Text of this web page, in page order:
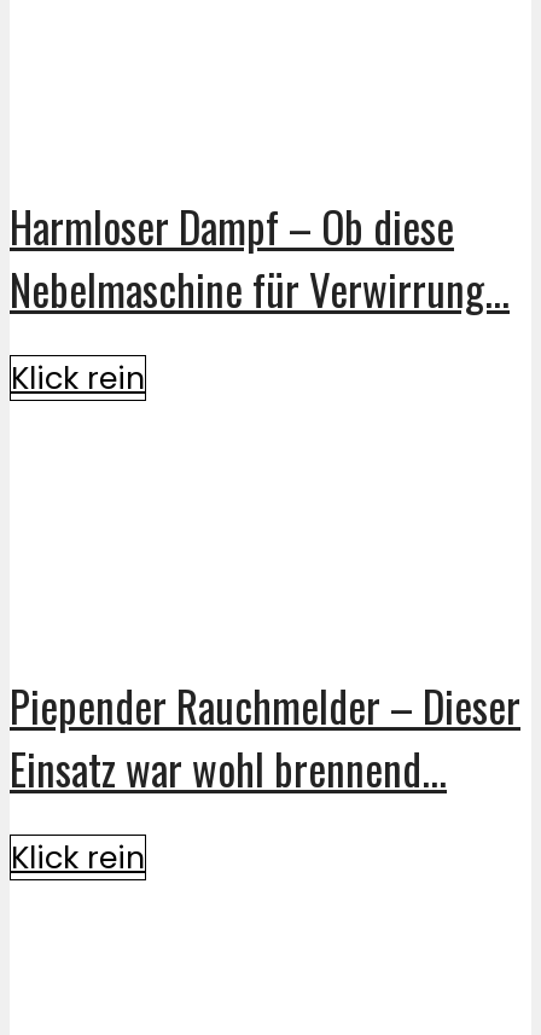
Harmloser Dampf – Ob diese
Nebelmaschine für Verwirrung...
Klick rein
Piepender Rauchmelder – Dieser
Einsatz war wohl brennend...
Klick rein